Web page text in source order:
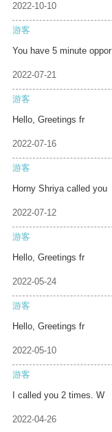
2022-10-10
游客
You have 5 minute oppor
2022-07-21
游客
Hello, Greetings fr
2022-07-16
游客
Horny Shriya called you
2022-07-12
游客
Hello, Greetings fr
2022-05-24
游客
Hello, Greetings fr
2022-05-10
游客
I called you 2 times. W
2022-04-26